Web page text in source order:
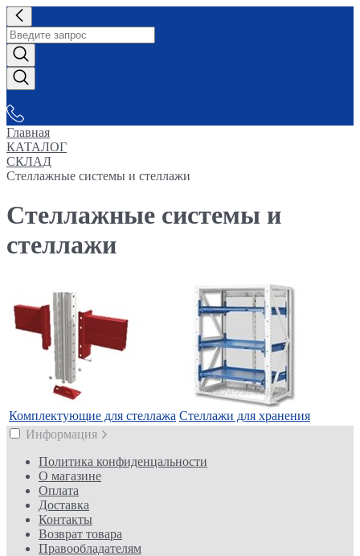
Главная
КАТАЛОГ
СКЛАД
Стеллажные системы и стеллажи
Стеллажные системы и
стеллажи
Комплектующие для стеллажа Стеллажи для хранения
Информация
Политика конфиденцальности
О магазине
Оплата
Доставка
Контакты
Возврат товара
Правообладателям